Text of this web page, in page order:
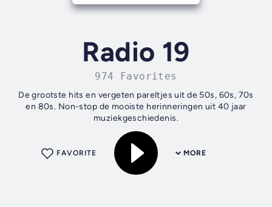
Radio 19
974 Favorites
De grootste hits en vergeten pareltjes uit de 50s, 60s, 70s
en 80s. Non-stop de mooiste herinneringen uit 40 jaar
muziekgeschiedenis.
MORE
FAVORITE